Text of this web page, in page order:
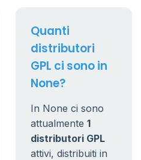
Quanti
distributori
GPL ci sono in
None?
In None ci sono
attualmente 1
distributori GPL
attivi, distribuiti in